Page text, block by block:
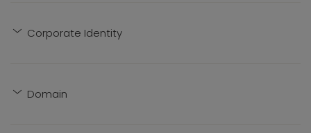
Corporate Identity
Domain